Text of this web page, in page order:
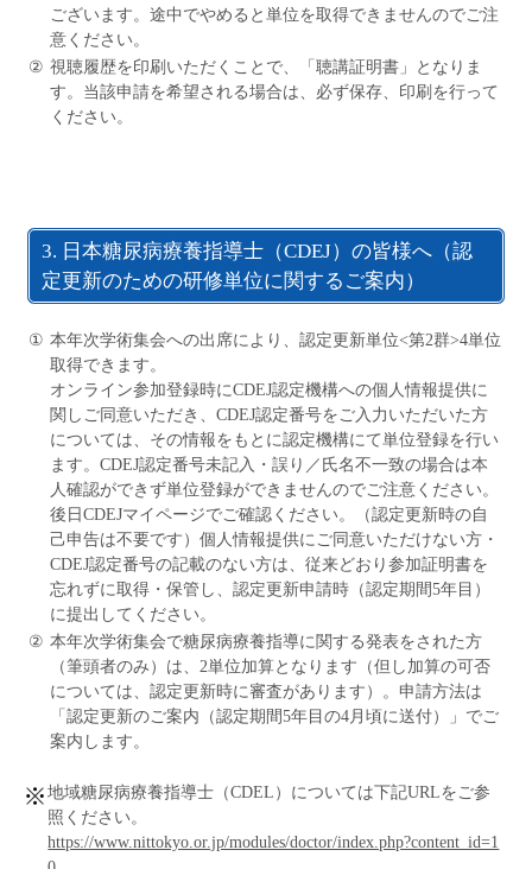
ございます。途中でやめると単位を取得できませんのでご注
意ください。
② 視聴履歴を印刷いただくことで、「聴講証明書」となりま
す。当該申請を希望される場合は、必ず保存、印刷を行って
ください。
3. 日本糖尿病療養指導士（CDEJ）の皆様へ（認
定更新のための研修単位に関するご案内）
① 本年次学術集会への出席により、認定更新単位<第2群>4単位
取得できます。
オンライン参加登録時にCDEJ認定機構への個人情報提供に
関しご同意いただき、CDEJ認定番号をご入力いただいた方
については、その情報をもとに認定機構にて単位登録を行い
ます。CDEJ認定番号未記入・誤り／氏名不一致の場合は本
人確認ができず単位登録ができませんのでご注意ください。
後日CDEJマイページでご確認ください。（認定更新時の自
己申告は不要です）個人情報提供にご同意いただけない方・
CDEJ認定番号の記載のない方は、従来どおり参加証明書を
忘れずに取得・保管し、認定更新申請時（認定期間5年目）
に提出してください。
② 本年次学術集会で糖尿病療養指導に関する発表をされた方
（筆頭者のみ）は、2単位加算となります（但し加算の可否
については、認定更新時に審査があります）。申請方法は
「認定更新のご案内（認定期間5年目の4月頃に送付）」でご
案内します。
地域糖尿病療養指導士（CDEL）については下記URLをご参
照ください。
https://www.nittokyo.or.jp/modules/doctor/index.php?content_id=1